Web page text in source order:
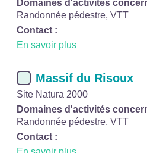
Domaines d'activités
Randonnée pédestre, VTT
Contact :
En savoir plus
Massif du Risoux
Site Natura 2000
Domaines d'activités
Randonnée pédestre, VTT
Contact :